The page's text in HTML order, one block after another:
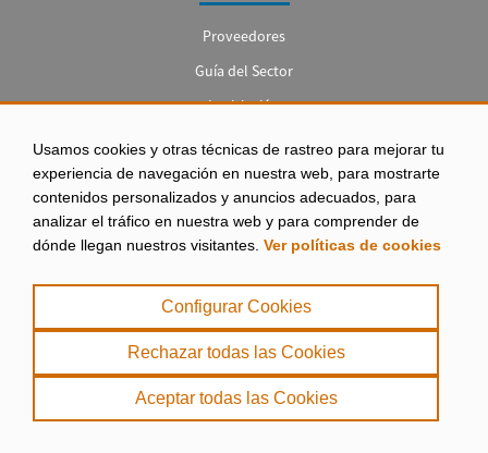
Usamos cookies y otras técnicas de rastreo para mejorar tu
experiencia de navegación en nuestra web, para mostrarte
contenidos personalizados y anuncios adecuados, para
analizar el tráfico en nuestra web y para comprender de
dónde llegan nuestros visitantes. Ver políticas de cookies
Configurar Cookies
Rechazar todas las Cookies
Aceptar todas las Cookies
Proveedores
Guía del Sector
Legislación
Empleo
Aviso legal
|
Política de Privacidad
|
. misPeces Copyright 2000 - 2026. Todos los derechos reservados